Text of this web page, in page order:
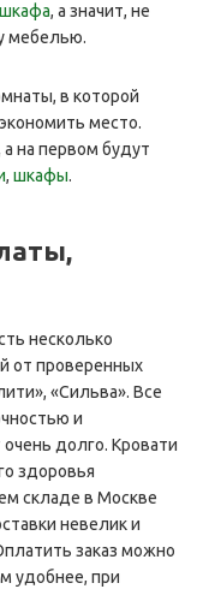
шкафа, а значит, не
мебелью.
в которой
место.
на первом будут
, шкафы.
несколько
от проверенных
«Сильва». Все
и
долго. Кровати
здоровья
складе в Москве
невелик и
заказ можно
удобнее, при